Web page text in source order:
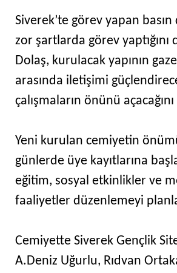
Siverek’te görev yapan basın
zor şartlarda görev yaptığını
Dolaş, kurulacak yapının
arasında iletişimi
çalışmaların önünü
Yeni kurulan cemiyetin
günlerde üye kayıtlarına
eğitim, sosyal etkinlikler ve
faaliyetler düzenlemeyi
Cemiyette Siverek Gençlik
A.Deniz Uğurlu, Rıdvan